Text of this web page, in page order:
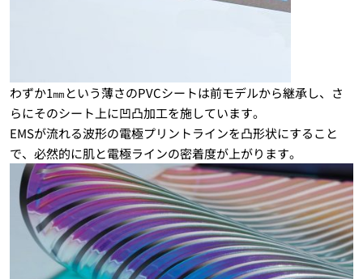
わずか1㎜という薄さのPVCシートは前モデルから継承し、さ
らにそのシート上に凹凸加工を施しています。
EMSが流れる波形の電極プリントラインを凸形状にすること
で、必然的に肌と電極ラインの密着度が上がります。